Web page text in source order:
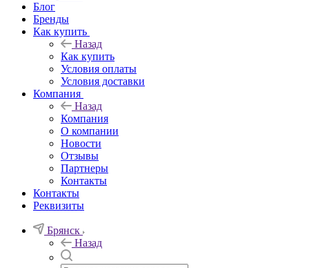
Блог
Бренды
Как купить
Назад
Как купить
Условия оплаты
Условия доставки
Компания
Назад
Компания
О компании
Новости
Отзывы
Партнеры
Контакты
Контакты
Реквизиты
Брянск
Назад